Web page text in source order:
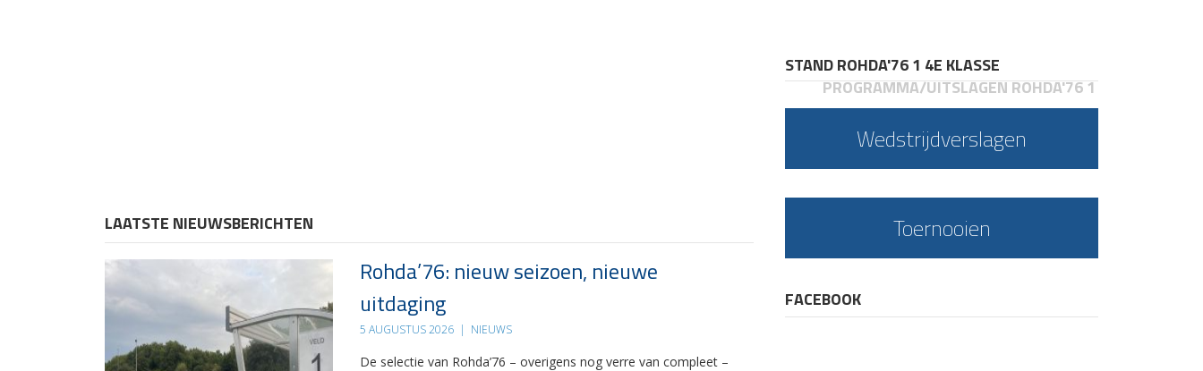
LAATSTE NIEUWSBERICHTEN
Rohda’76: nieuw seizoen, nieuwe
uitdaging
5 AUGUSTUS 2026 | NIEUWS
De selectie van Rohda’76 – overigens nog verre van compleet –
STAND ROHDA'76 1 4E KLASSE
PROGRAMMA/UITSLAGEN ROHDA'76 1
Wedstrijdverslagen
Toernooien
FACEBOOK